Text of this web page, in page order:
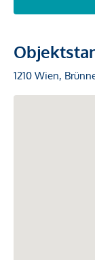
1210 Wien,